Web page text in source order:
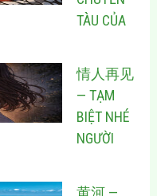
TÀU CỦA
情人再见
— TẠM
BIỆT NHÉ
NGƯỜI
黄河 —